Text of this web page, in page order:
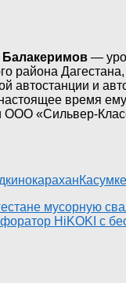
—
района
автостанции и
время
«Сильвер-
карахан
мусорную
HiKOKI с